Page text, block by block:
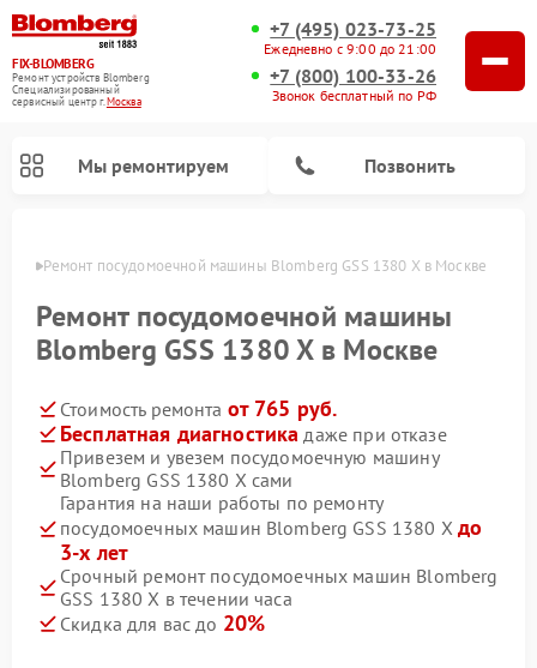
FIX-BLOMBERG
Ремонт устройств Blomberg
Специализированный
cервисный центр г.Москва
+7 (495) 023-73-25
Ежедневно с 9:00 до 21:00
+7 (800) 100-33-26
Звонок бесплатный по РФ
Мы ремонтируем Позвонить
Ремонт посудомоечной машины Blomberg GSS 1380 X в Москве
Ремонт посудомоечной машины
Blomberg GSS 1380 X в Москве
Стоимость ремонта от 765 руб.
Бесплатная диагностика даже при отказе
Привезем и увезем посудомоечную машину
Blomberg GSS 1380 X сами
Гарантия на наши работы по ремонту
посудомоечных машин Blomberg GSS 1380 X до
3-х лет
Срочный ремонт посудомоечных машин Blomberg
GSS 1380 X в течении часа
Скидка для вас до 20%